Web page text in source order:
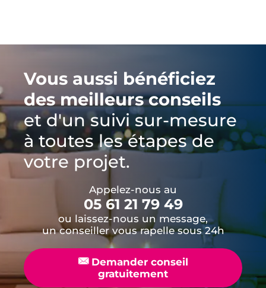
Vous aussi bénéficiez
des meilleurs conseils
et d'un suivi sur-mesure
à toutes les étapes de
votre projet.
Appelez-nous au
05 61 21 79 49
ou laissez-nous un message,
un conseiller vous rapelle sous 24h
📧Demander conseil
gratuitement